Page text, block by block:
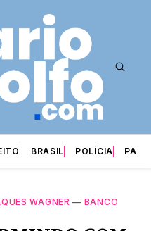
BRASIL POLÍCIA
WAGNER — BANCO